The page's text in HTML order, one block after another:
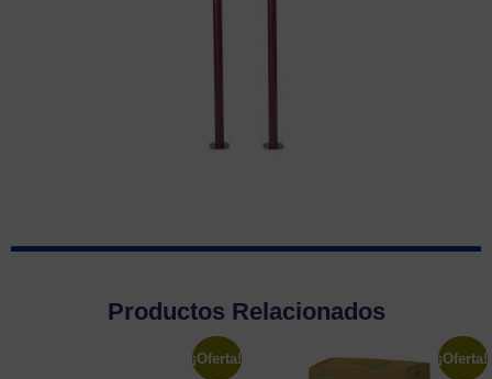
Productos Relacionados
¡Oferta! ¡Oferta!